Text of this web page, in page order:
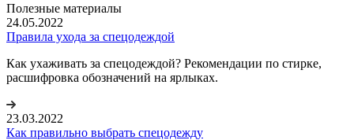
Полезные материалы
24.05.2022
Правила ухода за спецодеждой
Как ухаживать за спецодеждой? Рекомендации по стирке,
расшифровка обозначений на ярлыках.
23.03.2022
Как правильно выбрать спецодежду